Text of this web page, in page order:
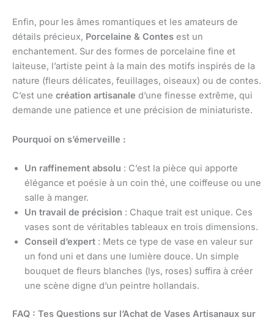
Enfin, pour les âmes romantiques et les amateurs de
détails précieux, Porcelaine & Contes est un
enchantement. Sur des formes de porcelaine fine et
laiteuse, l’artiste peint à la main des motifs inspirés de la
nature (fleurs délicates, feuillages, oiseaux) ou de contes.
C’est une création artisanale d’une finesse extrême, qui
demande une patience et une précision de miniaturiste.
Pourquoi on s’émerveille :
Un raffinement absolu : C’est la pièce qui apporte
élégance et poésie à un coin thé, une coiffeuse ou une
salle à manger.
Un travail de précision : Chaque trait est unique. Ces
vases sont de véritables tableaux en trois dimensions.
Conseil d’expert : Mets ce type de vase en valeur sur
un fond uni et dans une lumière douce. Un simple
bouquet de fleurs blanches (lys, roses) suffira à créer
une scène digne d’un peintre hollandais.
FAQ : Tes Questions sur l’Achat de Vases Artisanaux sur